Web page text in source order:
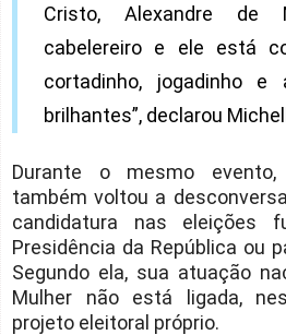
Cristo, Alexandre de
cabelereiro e ele está
cortadinho, jogadinho e
brilhantes”, declarou
Durante o mesmo evento,
também voltou a
candidatura nas eleições
Presidência da República ou
Segundo ela, sua atuação
Mulher não está ligada,
projeto eleitoral próprio.